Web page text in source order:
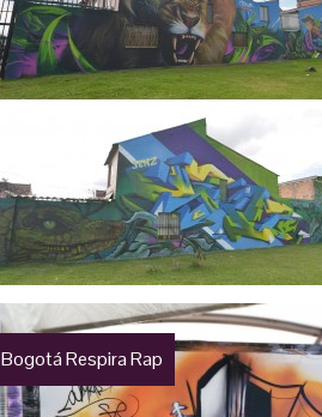
Bogotá Respira Rap